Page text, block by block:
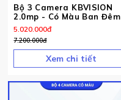
Bộ 3 Camera KBVISION
2.0mp - Có Màu Ban Đêm
5.020.000đ
7.200.000đ
Xem chi tiết